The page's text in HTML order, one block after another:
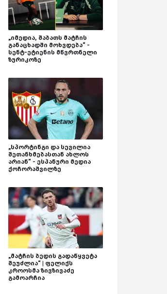
„იმედია, შაბათს მატჩის
განაცხადში მოხვდება“ -
სენტ-ეტიენის მწვრთნელი
ზურიკოზე
„სპორტინგი და სევილია
შეთანხმებასთან ახლოს
არიან“ - ესპანური მედია
ქოჩორაშვილზე
„მატჩის ბედის გადაწყვეტა
შეუძლია“ | ფელიქს
კროოსმა ზივზივაძე
გამოარჩია